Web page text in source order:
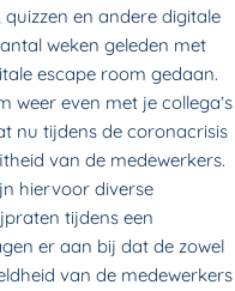
en andere digitale
weken geleden met
escape room gedaan.
weer even met je collega’s
nu tijdens de coronacrisis
van de medewerkers.
hiervoor diverse
tijdens een
er aan bij dat de zowel
van de medewerkers